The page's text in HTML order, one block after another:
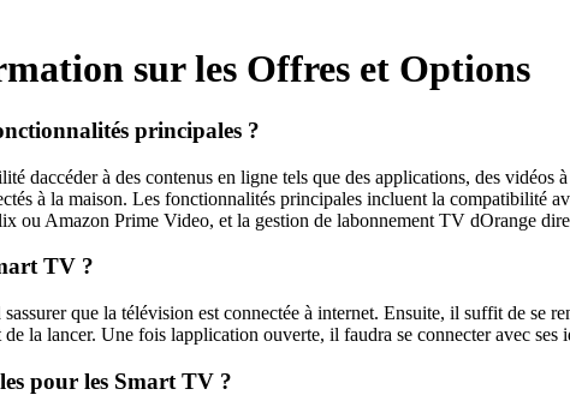
sur les Offres et Options
principales ?
daccéder à des contenus en ligne tels que des applications, des vidéos
à la maison. Les fonctionnalités principales incluent la compatibilité
ou Amazon Prime Video, et la gestion de labonnement TV dOrange
TV ?
que la télévision est connectée à internet. Ensuite, il suffit de se
la lancer. Une fois lapplication ouverte, il faudra se connecter avec
pour les Smart TV ?